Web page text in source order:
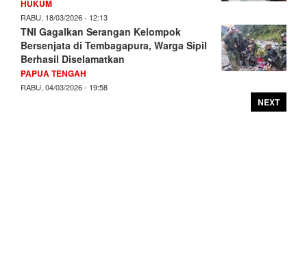
HUKUM
RABU, 18/03/2026 - 12:13
TNI Gagalkan Serangan Kelompok
Bersenjata di Tembagapura, Warga Sipil
Berhasil Diselamatkan
PAPUA TENGAH
RABU, 04/03/2026 - 19:58
NEXT